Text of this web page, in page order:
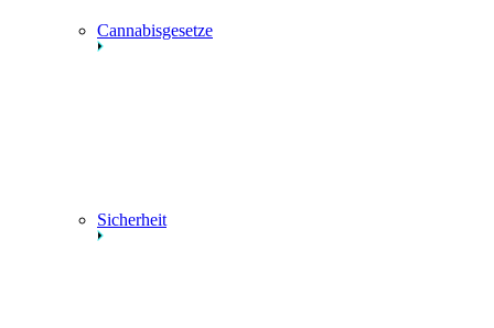
Cannabisgesetze
Sicherheit